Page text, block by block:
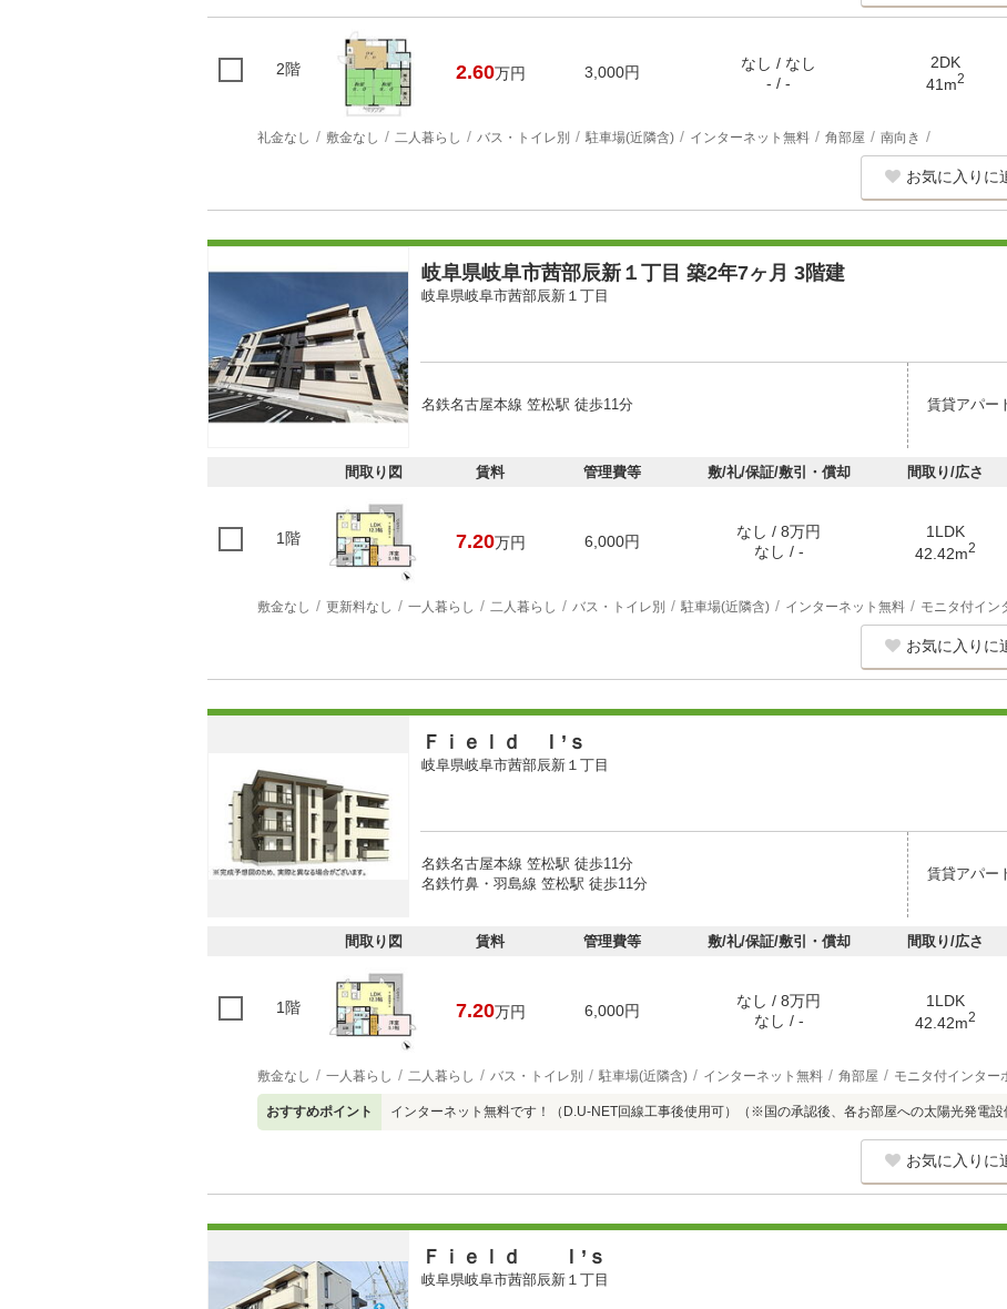
2階 2.60万円 3,000円
なし / なし
- / -
2DK
41m2
礼金なし 敷金なし 二人暮らし バス・トイレ別 駐車場(近隣含) インターネット無料 角部屋 南向き
お気に入りに
岐阜県岐阜市茜部辰新１丁目 築2年7ヶ月 3階建
岐阜県岐阜市茜部辰新１丁目
名鉄名古屋本線 笠松駅 徒歩11分 賃貸アパー
間取り図 賃料 管理費等 敷/礼/保証/敷引・償却 間取り/広さ
1階 7.20万円 6,000円
なし / 8万円
なし / -
1LDK
42.42m2
敷金なし 更新料なし 一人暮らし 二人暮らし バス・トイレ別 駐車場(近隣含) インターネット無料 モニタ付イン
お気に入りに
Ｆｉｅｌｄ Ｉ’ｓ
岐阜県岐阜市茜部辰新１丁目
名鉄名古屋本線 笠松駅 徒歩11分
名鉄竹鼻・羽島線 笠松駅 徒歩11分
賃貸アパー
間取り図 賃料 管理費等 敷/礼/保証/敷引・償却 間取り/広さ
1階 7.20万円 6,000円
なし / 8万円
なし / -
1LDK
42.42m2
敷金なし 一人暮らし 二人暮らし バス・トイレ別 駐車場(近隣含) インターネット無料 角部屋 モニタ付インター
おすすめポイント インターネット無料です！（D.U-NET回線工事後使用可）（※国の承認後、各お部屋への太陽光発電設
お気に入りに
Ｆｉｅｌｄ Ｉ’ｓ
岐阜県岐阜市茜部辰新１丁目